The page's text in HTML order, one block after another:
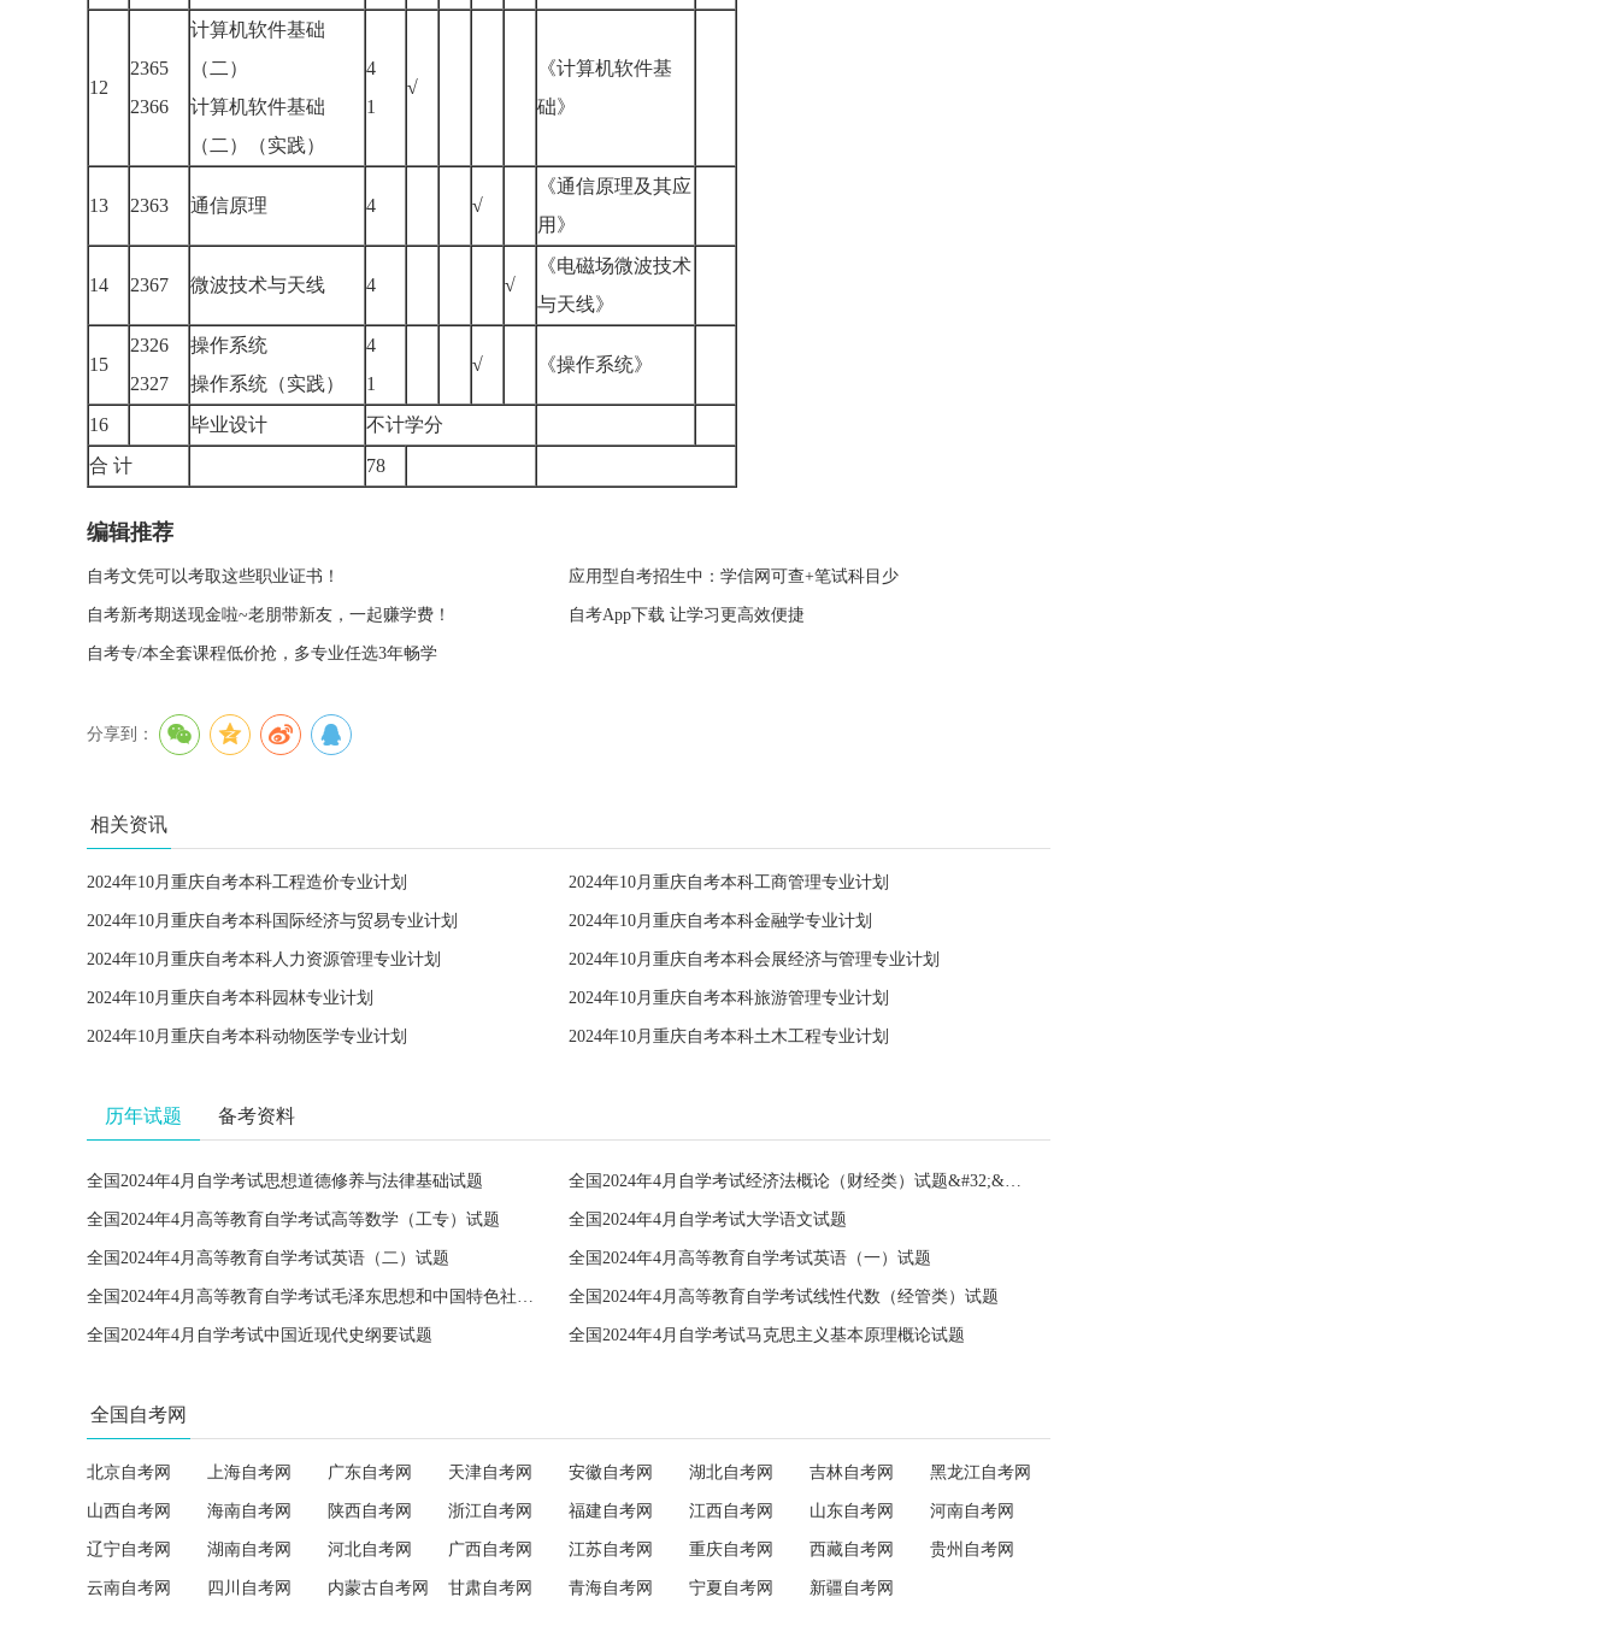
12
2365
2366
计算机软件基础
（二）
计算机软件基础
（二）（实践）
4
1
√
《计算机软件基
础》
13 2363 通信原理 4 √
《通信原理及其应
用》
14 2367 微波技术与天线 4 √
《电磁场微波技术
与天线》
15
2326
2327
操作系统
操作系统（实践）
4
1
√ 《操作系统》
16 毕业设计
不计学分
合 计
78
编辑推荐
自考文凭可以考取这些职业证书！ 应用型自考招生中：学信网可查+笔试科目少
自考新考期送现金啦~老朋带新友，一起赚学费！ 自考App下载 让学习更高效便捷
自考专/本全套课程低价抢，多专业任选3年畅学
分享到：
相关资讯
2024年10月重庆自考本科工程造价专业计划 2024年10月重庆自考本科工商管理专业计划
2024年10月重庆自考本科国际经济与贸易专业计划 2024年10月重庆自考本科金融学专业计划
2024年10月重庆自考本科人力资源管理专业计划 2024年10月重庆自考本科会展经济与管理专业计划
2024年10月重庆自考本科园林专业计划 2024年10月重庆自考本科旅游管理专业计划
2024年10月重庆自考本科动物医学专业计划 2024年10月重庆自考本科土木工程专业计划
历年试题 备考资料
全国2024年4月自学考试思想道德修养与法律基础试题 全国2024年4月自学考试经济法概论（财经类）试题&#32;&#32;
全国2024年4月高等教育自学考试高等数学（工专）试题 全国2024年4月自学考试大学语文试题
全国2024年4月高等教育自学考试英语（二）试题 全国2024年4月高等教育自学考试英语（一）试题
全国2024年4月高等教育自学考试毛泽东思想和中国特色社会主义理论体系概论试题 全国2024年4月高等教育自学考试线性代数（经管类）试题
全国2024年4月自学考试中国近现代史纲要试题 全国2024年4月自学考试马克思主义基本原理概论试题
全国自考网
北京自考网 上海自考网 广东自考网 天津自考网 安徽自考网 湖北自考网 吉林自考网 黑龙江自考网
山西自考网 海南自考网 陕西自考网 浙江自考网 福建自考网 江西自考网 山东自考网 河南自考网
辽宁自考网 湖南自考网 河北自考网 广西自考网 江苏自考网 重庆自考网 西藏自考网 贵州自考网
云南自考网 四川自考网 内蒙古自考网 甘肃自考网 青海自考网 宁夏自考网 新疆自考网